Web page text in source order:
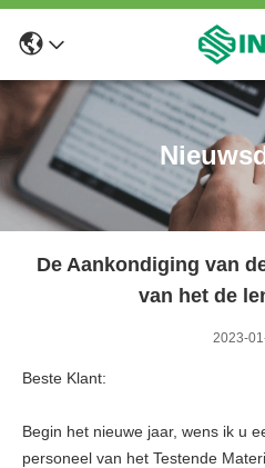
De Aankondiging van
van het de
2023-
Beste Klant:
Begin het nieuwe jaar, wens ik u
personeel van het Testende